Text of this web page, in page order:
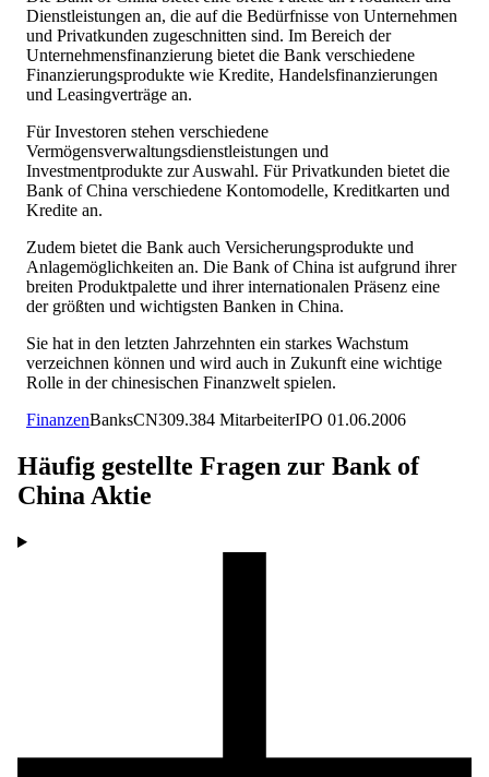
Dienstleistungen an, die auf die Bedürfnisse von Unternehmen
und Privatkunden zugeschnitten sind. Im Bereich der
Unternehmensfinanzierung bietet die Bank verschiedene
Finanzierungsprodukte wie Kredite, Handelsfinanzierungen
und Leasingverträge an.
Für Investoren stehen verschiedene
Vermögensverwaltungsdienstleistungen und
Investmentprodukte zur Auswahl. Für Privatkunden bietet die
Bank of China verschiedene Kontomodelle, Kreditkarten und
Kredite an.
Zudem bietet die Bank auch Versicherungsprodukte und
Anlagemöglichkeiten an. Die Bank of China ist aufgrund ihrer
breiten Produktpalette und ihrer internationalen Präsenz eine
der größten und wichtigsten Banken in China.
Sie hat in den letzten Jahrzehnten ein starkes Wachstum
verzeichnen können und wird auch in Zukunft eine wichtige
Rolle in der chinesischen Finanzwelt spielen.
FinanzenBanksCN309.384 MitarbeiterIPO 01.06.2006
Häufig gestellte Fragen zur Bank of
China Aktie